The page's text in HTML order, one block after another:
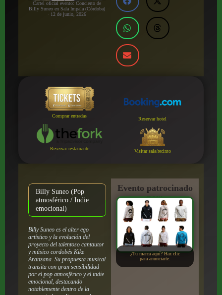
Cartel oficial evento: Concierto de
Billy Suneo en Sala Impala (Córdoba)
· 12 de junio, 2026
Comprar entradas
Reservar hotel
Reservar restaurante Visitar sala/recinto
Billy Suneo (Pop
atmosférico / Indie
emocional)
Billy Suneo es el alter ego
artístico y la evolución del
proyecto del talentoso cantautor
y músico cordobés Kike
Aranzana. Su propuesta musical
transita con gran sensibilidad
por el pop atmosférico y el indie
emocional, destacando
notablemente dentro de la
Evento patrocinado
por:
¿Tu marca aquí? Haz clic
para anunciarte.